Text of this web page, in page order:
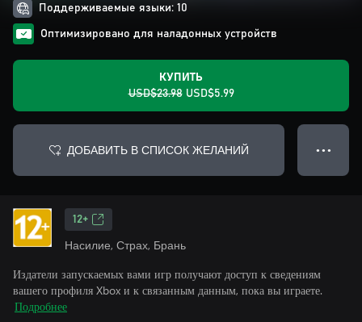
Поддерживаемые языки: 10
Оптимизировано для наладонных устройств
КУПИТЬ
USD$23.98 USD$5.99
ДОБАВИТЬ В СПИСОК ЖЕЛАНИЙ ● ● ●
12+
Насилие, Страх, Брань
Издатели запускаемых вами игр получают доступ к сведениям
вашего профиля Xbox и к связанным данным, пока вы играете.
Подробнее